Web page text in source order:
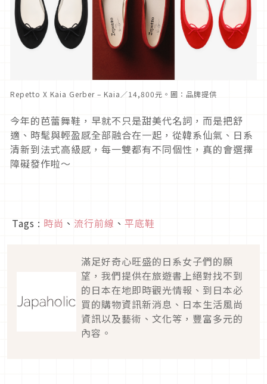
Repetto X Kaia Gerber – Kaia／14,800元。圖：品牌提供
今年的芭蕾舞鞋，早就不只是甜美代名詞，而是把舒
適、時髦與輕盈感全部融合在一起，從韓系仙氣、日系
清新到法式高級感，每一雙都有不同個性，真的會選擇
障礙發作啦～
Tags : 時尚 、 流行前線 、 平底鞋
滿足好奇心旺盛的日系女子們的願
望，我們提供在旅遊書上絕對找不到
的日本在地即時觀光情報、到日本必
買的購物資訊新消息、日本生活風尚
資訊以及藝術、文化等，豐富多元的
內容。